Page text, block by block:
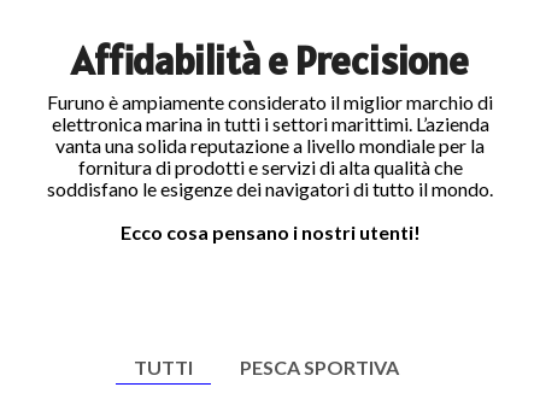
Affidabilità e Precisione
Furuno è ampiamente considerato il miglior marchio di
elettronica marina in tutti i settori marittimi. L’azienda
vanta una solida reputazione a livello mondiale per la
fornitura di prodotti e servizi di alta qualità che
soddisfano le esigenze dei navigatori di tutto il mondo.
Ecco cosa pensano i nostri utenti!
TUTTI
PESCA SPORTIVA